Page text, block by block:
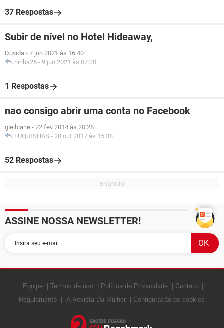
37 Respostas
Subir de nível no Hotel Hideaway,
Duvida - 7 jun 2021 às 16:40
ninha25 - 9 jun 2021 às 07:20
1 Respostas
nao consigo abrir uma conta no Facebook
gleibiane - 22 fev 2014 às 20:28
LUQUINHAS - 20 out 2017 às 15:38
52 Respostas
ASSINE NOSSA NEWSLETTER!
Equipe Termos de uso Política de Privacidade
Contato
Regulamento
A Revista Da Mulher Configuração de cookies